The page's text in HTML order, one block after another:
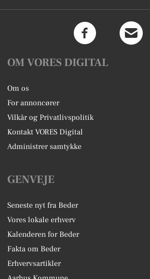
OM VORES DIGITAL
Om os
For annoncører
Vilkår og Privatlivspolitik
Kontakt VORES Digital
Administrer samtykke
GENVEJE
Seneste nyt fra Beder
Vores lokale erhverv
Kalenderen for Beder
Fakta om Beder
Erhvervsartikler